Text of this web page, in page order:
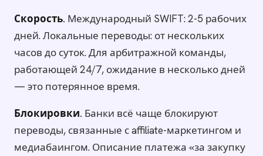
Скорость. Международный SWIFT: 2-5 рабочих
дней. Локальные переводы: от нескольких
часов до суток. Для арбитражной команды,
работающей 24/7, ожидание в несколько дней
— это потерянное время.
Блокировки. Банки всё чаще блокируют
переводы, связанные с affiliate-маркетингом и
медиабаингом. Описание платежа «за закупку